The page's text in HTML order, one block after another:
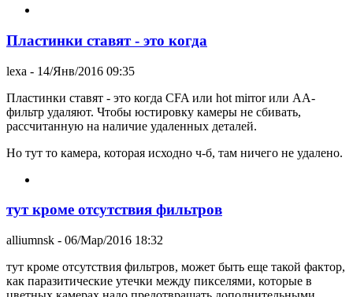
Пластинки ставят - это когда
lexa - 14/Янв/2016 09:35
Пластинки ставят - это когда CFA или hot mirror или AA-
фильтр удаляют. Чтобы юстировку камеры не сбивать,
рассчитанную на наличие удаленных деталей.
Но тут то камера, которая исходно ч-б, там ничего не удалено.
тут кроме отсутствия фильтров
alliumnsk - 06/Мар/2016 18:32
тут кроме отсутствия фильтров, может быть еще такой фактор,
как паразитические утечки между пикселями, которые в